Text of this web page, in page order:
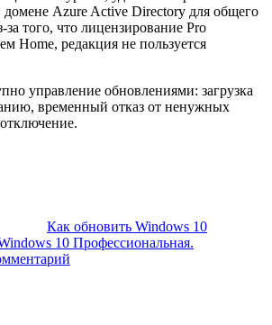
домене Azure Active Directory для общего
за того, что лицензирование Pro
Home, редакция не пользуется
управление обновлениями: загрузка
временный отказ от ненужных
Как обновить Windows 10
10 Профессиональная.